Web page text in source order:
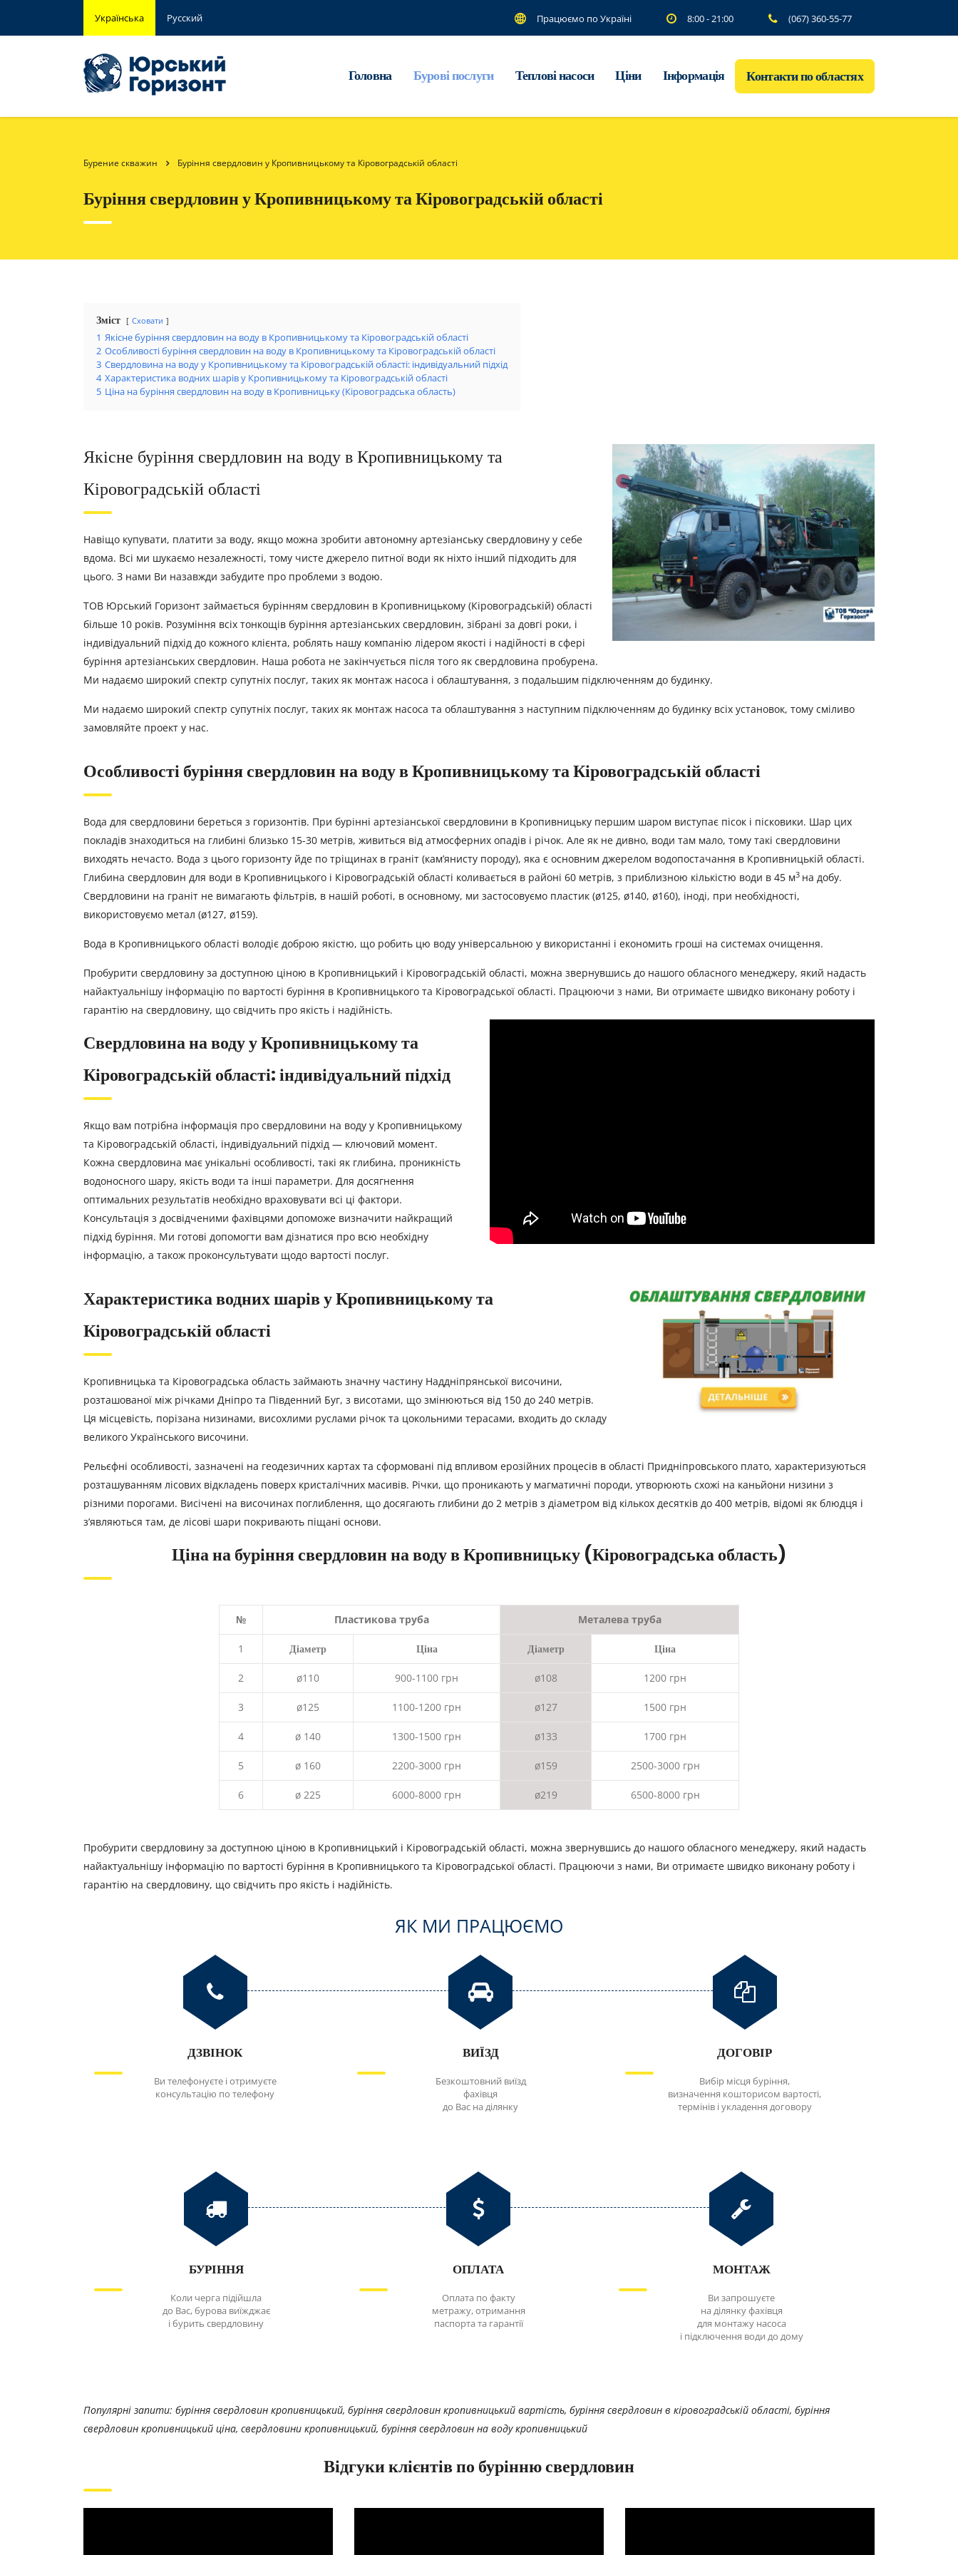
Українська Русский Працюємо по Україні 8:00 - 21:00 (067) 360-55-77
Головна Бурові послуги Теплові насоси Ціни Інформація Контакти по областях
Бурение скважин Буріння свердловин у Кропивницькому та Кіровоградській області
Буріння свердловин у Кропивницькому та Кіровоградській області
Зміст Сховати
1 Якісне буріння свердловин на воду в Кропивницькому та Кіровоградській області
2 Особливості буріння свердловин на воду в Кропивницькому та Кіровоградській області
3 Свердловина на воду у Кропивницькому та Кіровоградській області: індивідуальний підхід
4 Характеристика водних шарів у Кропивницькому та Кіровоградській області
5 Ціна на буріння свердловин на воду в Кропивницьку (Кіровоградська область)
Якісне буріння свердловин на воду в Кропивницькому та
Кіровоградській області
Навіщо купувати, платити за воду, якщо можна зробити автономну артезіанську свердловину у себе
вдома. Всі ми шукаємо незалежності, тому чисте джерело питної води як ніхто інший підходить для
цього. З нами Ви назавжди забудите про проблеми з водою.
ТОВ Юрський Горизонт займається бурінням свердловин в Кропивницькому (Кіровоградській) області
більше 10 років. Розуміння всіх тонкощів буріння артезіанських свердловин, зібрані за довгі роки, і
індивідуальний підхід до кожного клієнта, роблять нашу компанію лідером якості і надійності в сфері
буріння артезіанських свердловин. Наша робота не закінчується після того як свердловина пробурена.
Ми надаємо широкий спектр супутніх послуг, таких як монтаж насоса і облаштування, з подальшим підключенням до будинку.
Ми надаємо широкий спектр супутніх послуг, таких як монтаж насоса та облаштування з наступним підключенням до будинку всіх установок, тому сміливо
замовляйте проект у нас.
Особливості буріння свердловин на воду в Кропивницькому та Кіровоградській області
Вода для свердловини береться з горизонтів. При бурінні артезіанської свердловини в Кропивницьку першим шаром виступає пісок і пісковики. Шар цих
покладів знаходиться на глибині близько 15-30 метрів, живиться від атмосферних опадів і річок. Але як не дивно, води там мало, тому такі свердловини
виходять нечасто. Вода з цього горизонту йде по тріщинах в граніт (кам’янисту породу), яка є основним джерелом водопостачання в Кропивницькій області.
Глибина свердловин для води в Кропивницького і Кіровоградській області коливається в районі 60 метрів, з приблизною кількістю води в 45 м3 на добу.
Свердловини на граніт не вимагають фільтрів, в нашій роботі, в основному, ми застосовуємо пластик (ø125, ø140, ø160), іноді, при необхідності,
використовуємо метал (ø127, ø159).
Вода в Кропивницького області володіє доброю якістю, що робить цю воду універсальною у використанні і економить гроші на системах очищення.
Пробурити свердловину за доступною ціною в Кропивницький і Кіровоградській області, можна звернувшись до нашого обласного менеджеру, який надасть
найактуальнішу інформацію по вартості буріння в Кропивницького та Кіровоградської області. Працюючи з нами, Ви отримаєте швидко виконану роботу і
гарантію на свердловину, що свідчить про якість і надійність.
Свердловина на воду у Кропивницькому та
Кіровоградській області: індивідуальний підхід
Якщо вам потрібна інформація про свердловини на воду у Кропивницькому
та Кіровоградській області, індивідуальний підхід — ключовий момент.
Кожна свердловина має унікальні особливості, такі як глибина, проникність
водоносного шару, якість води та інші параметри. Для досягнення
оптимальних результатів необхідно враховувати всі ці фактори.
Консультація з досвідченими фахівцями допоможе визначити найкращий
підхід буріння. Ми готові допомогти вам дізнатися про всю необхідну
інформацію, а також проконсультувати щодо вартості послуг.
Характеристика водних шарів у Кропивницькому та
Кіровоградській області
Кропивницька та Кіровоградська область займають значну частину Наддніпрянської височини,
розташованої між річками Дніпро та Південний Буг, з висотами, що змінюються від 150 до 240 метрів.
Ця місцевість, порізана низинами, висохлими руслами річок та цокольними терасами, входить до складу
великого Українського височини.
Рельєфні особливості, зазначені на геодезичних картах та сформовані під впливом ерозійних процесів в області Придніпровського плато, характеризуються
розташуванням лісових відкладень поверх кристалічних масивів. Річки, що проникають у магматичні породи, утворюють схожі на каньйони низини з
різними порогами. Висічені на височинах поглиблення, що досягають глибини до 2 метрів з діаметром від кількох десятків до 400 метрів, відомі як блюдця і
з’являються там, де лісові шари покривають піщані основи.
Ціна на буріння свердловин на воду в Кропивницьку (Кіровоградська область)
№ Пластикова труба Металева труба
1 Діаметр Ціна Діаметр Ціна
2 ø110 900-1100 грн ø108 1200 грн
3 ø125 1100-1200 грн ø127 1500 грн
4 ø 140 1300-1500 грн ø133 1700 грн
5 ø 160 2200-3000 грн ø159 2500-3000 грн
6 ø 225 6000-8000 грн ø219 6500-8000 грн
Пробурити свердловину за доступною ціною в Кропивницький і Кіровоградській області, можна звернувшись до нашого обласного менеджеру, який надасть
найактуальнішу інформацію по вартості буріння в Кропивницького та Кіровоградської області. Працюючи з нами, Ви отримаєте швидко виконану роботу і
гарантію на свердловину, що свідчить про якість і надійність.
ЯК МИ ПРАЦЮЄМО
ДЗВІНОК
Ви телефонуєте і отримуєте
консультацію по телефону
ВИЇЗД
Безкоштовний виїзд
фахівця
до Вас на ділянку
ДОГОВІР
Вибір місця буріння,
визначення кошторисом вартості,
термінів і укладення договору
БУРІННЯ
Коли черга підійшла
до Вас, бурова виїжджає
і бурить свердловину
ОПЛАТА
Оплата по факту
метражу, отримання
паспорта та гарантії
МОНТАЖ
Ви запрошуєте
на ділянку фахівця
для монтажу насоса
і підключення води до дому
Популярні запити: буріння свердловин кропивницький, буріння свердловин кропивницький вартість, буріння свердловин в кіровоградській області, буріння
свердловин кропивницький ціна, свердловини кропивницький, буріння свердловин на воду кропивницький
Відгуки клієнтів по бурінню свердловин